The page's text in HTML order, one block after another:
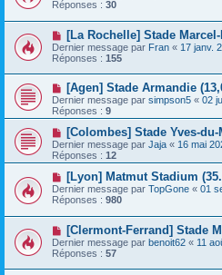
Réponses : 30
[La Rochelle] Stade
Dernier message par Fran « 17 janv.
Réponses : 155
[Agen] Stade Armandie
Dernier message par simpson5 « 02
Réponses : 9
[Colombes] Stade Yves-
Dernier message par Jaja « 16 mai
Réponses : 12
[Lyon] Matmut Stadium
Dernier message par TopGone « 01
Réponses : 980
[Clermont-Ferrand] Stade
Dernier message par benoit62 « 11
Réponses : 57